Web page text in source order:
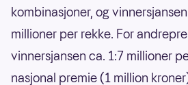
kombinasjoner, og
millioner per rekke. For
vinnersjansen ca. 1:7 millioner
nasjonal premie (1 million